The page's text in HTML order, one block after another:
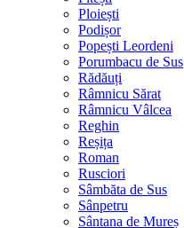
Ploiești
Podișor
Popești Leordeni
Porumbacu de Sus
Rădăuți
Râmnicu Sărat
Râmnicu Vâlcea
Reghin
Reșița
Roman
Rusciori
Sâmbăta de Sus
Sânpetru
Sântana de Mureș